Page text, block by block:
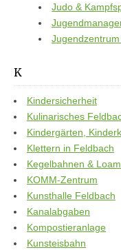
Judo &
K
Kindersicherheit
Kulinarisches
Kindergärten,
Klettern in Feldbach
Kegelbahnen &
KOMM-Zentrum
Kunsthalle Feldbach
Kanalabgaben
Kompostieranlage
Kunsteisbahn